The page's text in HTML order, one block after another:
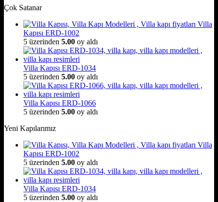
Çok Satanar
Villa
Kapısı ERD-1002
5 üzerinden 5.00 oy aldı
Villa Kapısı ERD-1034
5 üzerinden 5.00 oy aldı
Villa Kapısı ERD-1066
5 üzerinden 5.00 oy aldı
Yeni Kapılarımız
Villa
Kapısı ERD-1002
5 üzerinden 5.00 oy aldı
Villa Kapısı ERD-1034
5 üzerinden 5.00 oy aldı